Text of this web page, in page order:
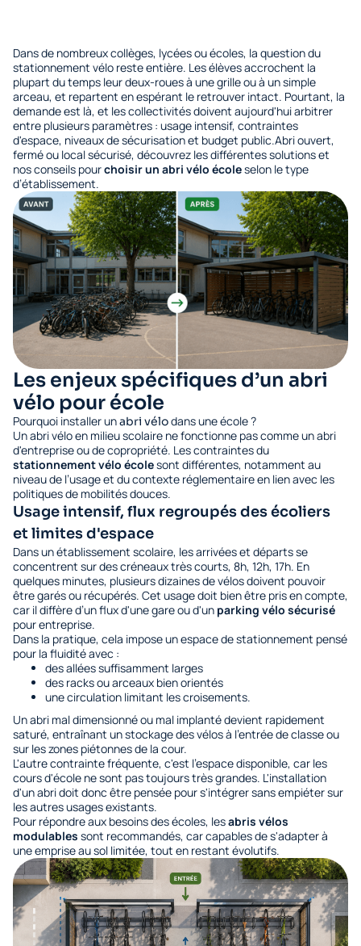
Dans de nombreux collèges, lycées ou écoles, la question du
stationnement vélo reste entière. Les élèves accrochent la
plupart du temps leur deux-roues à une grille ou à un simple
arceau, et repartent en espérant le retrouver intact. Pourtant, la
demande est là, et les collectivités doivent aujourd'hui arbitrer
entre plusieurs paramètres : usage intensif, contraintes
d'espace, niveaux de sécurisation et budget public.Abri ouvert,
fermé ou local sécurisé, découvrez les différentes solutions et
nos conseils pourchoisir un abri vélo écoleselon le type
d’établissement.
Les enjeux spécifiques d’un abri
vélo pour école
Pourquoi installer unabri vélodans une école ?
Un abri vélo en milieu scolaire ne fonctionne pas comme un abri
d'entreprise ou de copropriété. Les contraintes du
stationnement vélo écolesont différentes, notamment au
niveau de l’usage et du contexte réglementaire en lien avec les
politiques de mobilités douces.
Usage intensif, flux regroupés des écoliers
et limites d'espace
Dans un établissement scolaire, les arrivées et départs se
concentrent sur des créneaux très courts, 8h, 12h, 17h. En
quelques minutes, plusieurs dizaines de vélos doivent pouvoir
être garés ou récupérés. Cet usage doit bien être pris en compte,
car il diffère d’un flux d'une gare ou d'un parking vélo sécurisé
pour entreprise.
Dans la pratique, cela impose un espace de stationnement pensé
pour la fluidité avec :
des allées suffisamment larges
des racks ou arceaux bien orientés
une circulation limitant les croisements.
Un abri mal dimensionné ou mal implanté devient rapidement
saturé, entraînant un stockage des vélos à l’entrée de classe ou
sur les zones piétonnes de la cour.
L'autre contrainte fréquente, c'est l'espace disponible, car les
cours d'école ne sont pas toujours très grandes. L'installation
d'un abri doit donc être pensée pour s'intégrer sans empiéter sur
les autres usages existants.
Pour répondre aux besoins des écoles, lesabris vélos
modulables sont recommandés, car capables de s'adapter à
une emprise au sol limitée, tout en restant évolutifs.